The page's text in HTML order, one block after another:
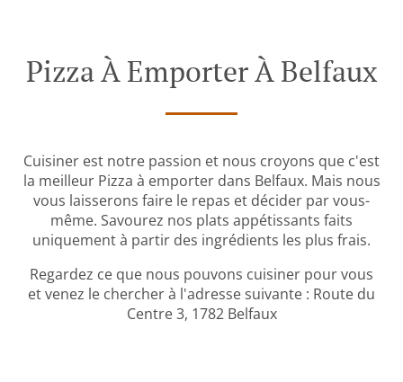
Pizza À Emporter À Belfaux
Cuisiner est notre passion et nous croyons que c'est
la meilleur Pizza à emporter dans Belfaux. Mais nous
vous laisserons faire le repas et décider par vous-
même. Savourez nos plats appétissants faits
uniquement à partir des ingrédients les plus frais.
Regardez ce que nous pouvons cuisiner pour vous
et venez le chercher à l'adresse suivante : Route du
Centre 3, 1782 Belfaux